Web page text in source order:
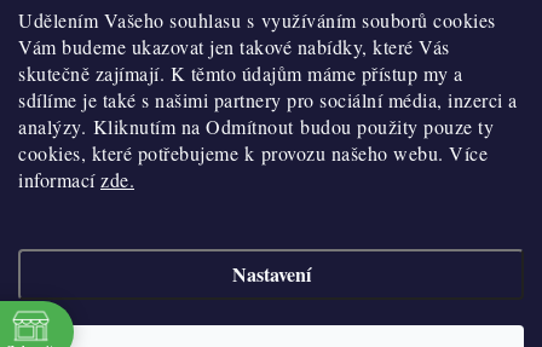
Udělením Vašeho souhlasu s využíváním souborů cookies
Vám budeme ukazovat jen takové nabídky, které Vás
skutečně zajímají. K těmto údajům máme přístup my a
sdílíme je také s našimi partnery pro sociální média, inzerci a
analýzy. Kliknutím na Odmítnout budou použity pouze ty
cookies, které potřebujeme k provozu našeho webu. Více
informacízde.
Nastavení
Obchodní podmínky
Hodnocení obchodu
Blog
Moje objednávka
Historie
Kontakty
O nákupu
Reklamace a vratky
Výdejní místa
Velkoobchod
Copyright 2026
cookies